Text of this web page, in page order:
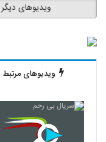
ویدیوهای دیگر
ویدیوهای مرتبط